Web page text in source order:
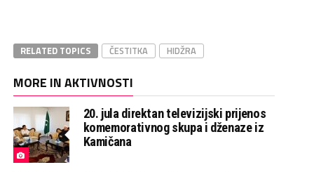
RELATED TOPICS ČESTITKA HIDŽRA
MORE IN AKTIVNOSTI
20. jula direktan televizijski prijenos
komemorativnog skupa i dženaze iz
Kamičana